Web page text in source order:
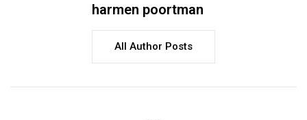
harmen poortman
All Author Posts